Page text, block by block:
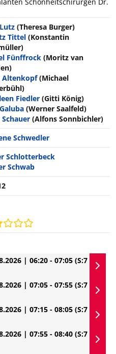
(Theresa Burger)
Tittel (Konstantin
Fünffrock (Moritz van
Altenkopf (Michael
Fiedler (Gitti König)
(Werner Saalfeld)
Schauer (Alfons Sonnbichler)
Schwedler
Schlotterbeck
Schwab
| 06:20 - 07:05 (S:7
| 07:05 - 07:55 (S:7
| 07:15 - 08:05 (S:7
| 07:55 - 08:40 (S:7